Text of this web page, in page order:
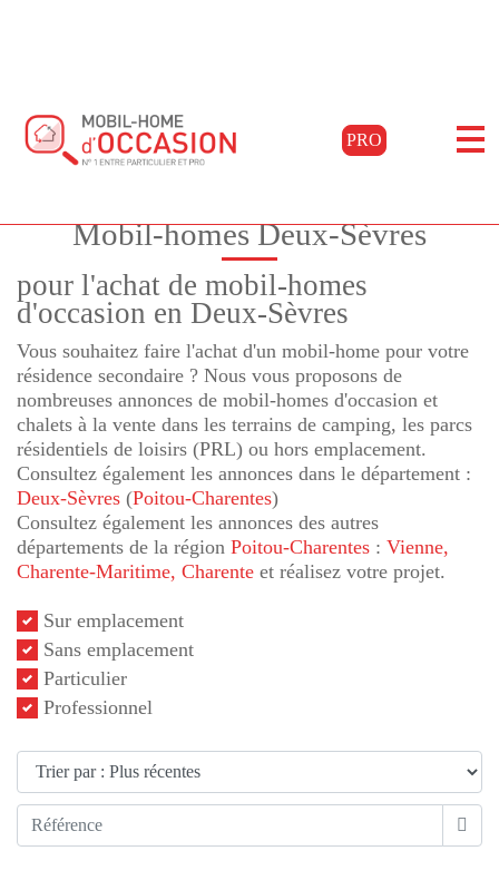
PRO
Accueil Acheter Poitou-charentes Deux-sèvres
Filtrer les résultats
Mobil-homes Deux-Sèvres
pour l'achat de mobil-homes
d'occasion en Deux-Sèvres
Vous souhaitez faire l'achat d'un mobil-home pour votre
résidence secondaire ? Nous vous proposons de
nombreuses annonces de mobil-homes d'occasion et
chalets à la vente dans les terrains de camping, les parcs
résidentiels de loisirs (PRL) ou hors emplacement.
Consultez également les annonces dans le département :
Deux-Sèvres (Poitou-Charentes)
Consultez également les annonces des autres
départements de la région Poitou-Charentes : Vienne,
Charente-Maritime, Charente et réalisez votre projet.
Sur emplacement
Sans emplacement
Particulier
Professionnel